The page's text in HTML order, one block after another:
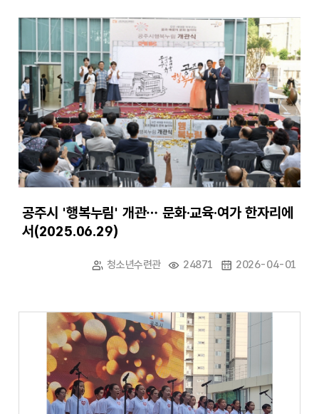
공주시 '행복누림' 개관… 문화·교육·여가 한자리에
서(2025.06.29)
청소년수련관 24871 2026-04-01